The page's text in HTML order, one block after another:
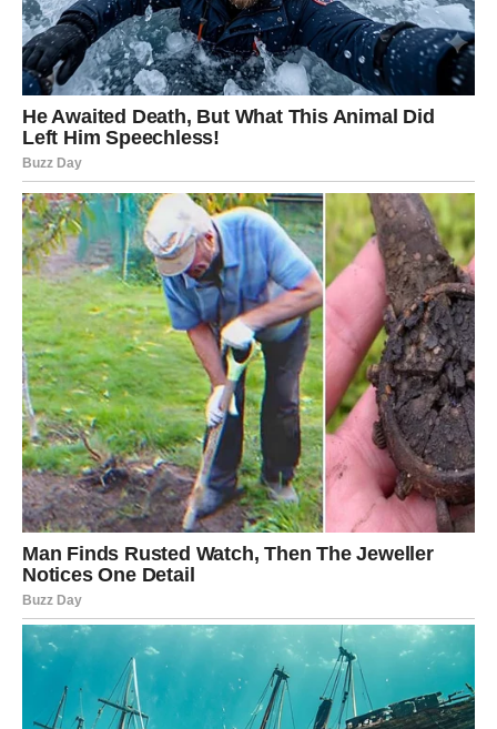
kada vam bude najpotrebnije.
Karma vam donosi ono što ste zaslužili
Vi ste znak koji retko uzvraća lošim na loše. Upravo zbog
toga, karma sada radi u vašu korist. Nagrade koje dolaze
nisu samo materijalne ili emotivne – one su dokaz da se
dobrota, iskrenost i strpljenje na kraju ipak isplate.
Mnoge Vage će konačno osetiti unutrašnji mir koji dugo
traže. To će biti najveća pobeda od svih.
Najveća nagrada stiže na samom
kraju ovog perioda
Ono što vas posebno očekuje jeste ostvarenje jedne
velike želje. Možda ste na nju čekali mesecima ili čak
godinama, ali sada dolazi trenutak kada ćete shvatiti da je
sve bilo deo većeg plana.